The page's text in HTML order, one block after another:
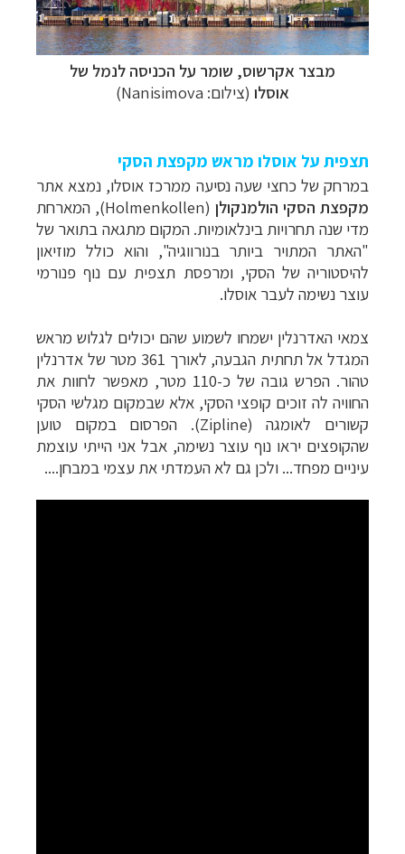
מבצר אקרשוס, שומר על הכניסה לנמל של
אוסלו (צילום: Nanisimova)
תצפית על אוסלו מראש מקפצת הסקי
במרחק של כחצי שעה נסיעה ממרכז אוסלו, נמצא אתר
מקפצת הסקי הולמנקולן (
Holmenkollen), המארחת
מדי שנה תחרויות בינלאומיות. המקום מתגאה בתואר של
"האתר המתויר ביותר בנורווגיה", והוא כולל מוזיאון
להיסטוריה של הסקי, ומרפסת תצפית עם נוף פנורמי
עוצר נשימה לעבר אוסלו.
צמאי האדרנלין ישמחו לשמוע שהם יכולים לגלוש מראש
המגדל אל תחתית הגבעה, לאורך 361 מטר של אדרנלין
טהור. הפרש גובה של כ-110 מטר, מאפשר לחוות את
החוויה לה זוכים קופצי הסקי, אלא שבמקום מגלשי הסקי
קשורים לאומגה (Zipline). הפרסום במקום טוען
שהקופצים יראו נוף עוצר נשימה, אבל אני הייתי עוצמת
עיניים מפחד... ולכן גם לא העמדתי את עצמי במבחן....